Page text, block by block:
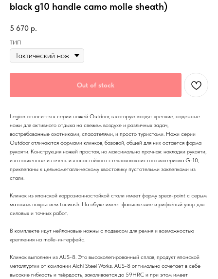
black g10 handle camo molle sheath)
5 670 р.
ТИП
Out of stock
Legion относится к серии ножей Outdoor, в которую входят крепкие, надежные
ножи для активного отдыха на свежем воздухе и различных задач,
востребованные охотниками, спасателями, и просто туристами. Ножи серии
Outdoor отличаются формами клинков, базовой, общей для них остается форма
рукояти. Конструкция ножей простая, но максимально прочная: накладки рукояти,
изготовленные из очень износостойкого стекловолокнистого материала G-10,
приклепаны к цельнометаллическому хвостовику пустотелыми заклепками из
стали.
Клинок из японской коррозионностойкой стали имеет форму spear-point с серым
матовым покрытием tacwash. На обухе имеет фальшлезвие и рифлёный упор для
силовых и точных работ.
В комплекте идут нейлоновые ножны с подвесом для ремня и возможностью
крепления на molle-интерфейс.
Клинок выполнен из AUS-8. Это высоколегированный сплав, продукт японской
металлургии от компании Aichi Steel Works. AUS-8 оптимально сочетает в себе
высокие гибкость и твёрдость, закаливается до 59HRC и при этом имеет